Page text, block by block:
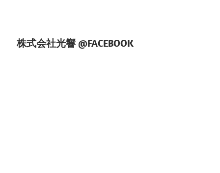
株式会社光響 @FACEBOOK